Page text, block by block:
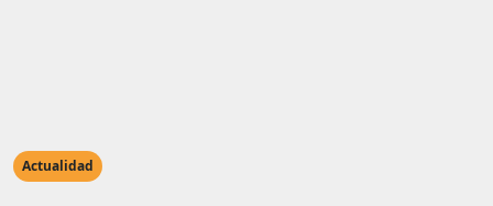
Actualidad